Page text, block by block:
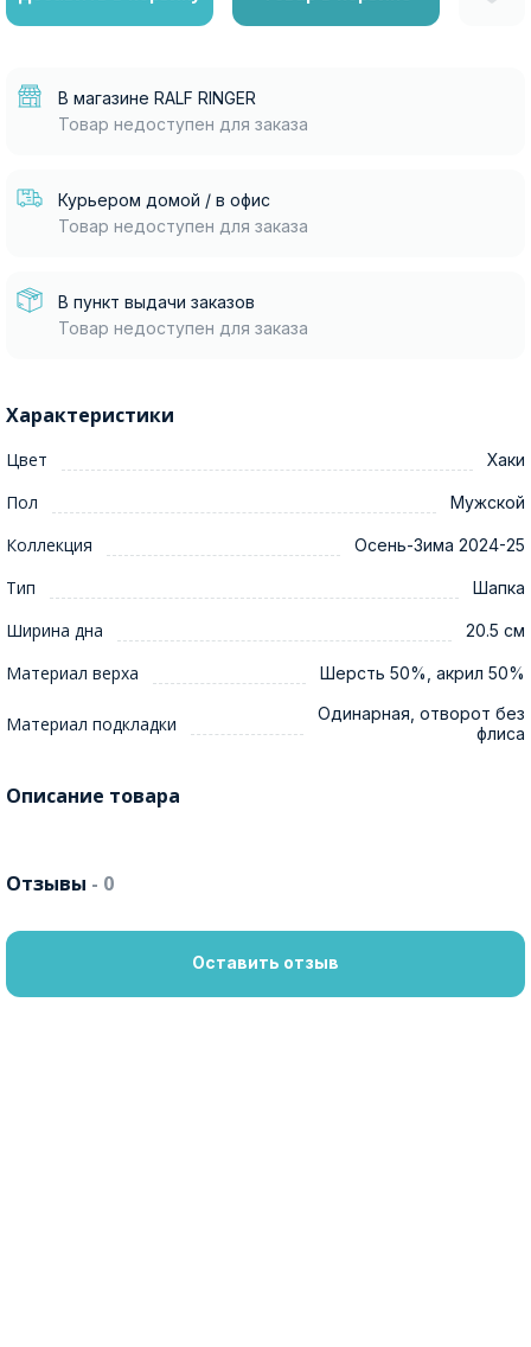
В магазине RALF RINGER
Товар недоступен для заказа
Курьером домой / в офис
Товар недоступен для заказа
В пункт выдачи заказов
Товар недоступен для заказа
Характеристики
Цвет Хаки
Пол Мужской
Коллекция Осень-Зима 2024-25
Тип Шапка
Ширина дна 20.5 см
Материал верха Шерсть 50%, акрил 50%
Материал подкладки
Одинарная, отворот без
флиса
Описание товара
Отзывы - 0
Оставить отзыв